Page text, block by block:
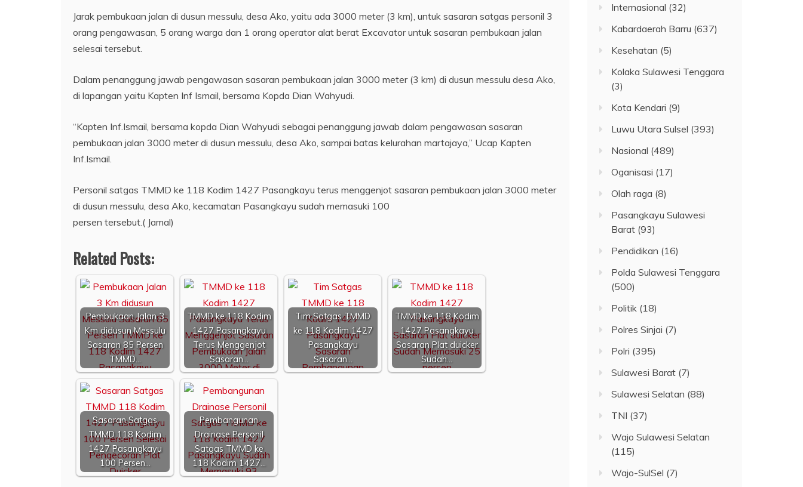
Jarak pembukaan jalan di dusun messulu, desa Ako, yaitu ada 3000 meter (3 km), untuk sasaran satgas personil 3
orang pengawasan, 5 orang warga dan 1 orang operator alat berat Excavator untuk sasaran pembukaan jalan
selesai tersebut.
Dalam penanggung jawab pengawasan sasaran pembukaan jalan 3000 meter (3 km) di dusun messulu desa Ako,
di lapangan yaitu Kapten Inf Ismail, bersama Kopda Dian Wahyudi.
“Kapten Inf.Ismail, bersama kopda Dian Wahyudi sebagai penanggung jawab dalam pengawasan sasaran
pembukaan jalan 3000 meter di dusun messulu, desa Ako, sampai batas kelurahan martajaya,” Ucap Kapten
Inf.Ismail.
Personil satgas TMMD ke 118 Kodim 1427 Pasangkayu terus menggenjot sasaran pembukaan jalan 3000 meter
di dusun messulu, desa Ako, kecamatan Pasangkayu sudah memasuki 100
persen tersebut.( Jamal)
Related Posts:
Pembukaan Jalan 3
Km didusun Messulu
Sasaran 85 Persen
TMMD…
TMMD ke 118 Kodim
1427 Pasangkayu
Terus Menggenjot
Sasaran…
Tim Satgas TMMD
ke 118 Kodim 1427
Pasangkayu
Sasaran…
TMMD ke 118 Kodim
1427 Pasangkayu
Sasaran Plat duicker
Sudah…
Sasaran Satgas
TMMD 118 Kodim
1427 Pasangkayu
100 Persen…
Pembangunan
Drainase Personil
Satgas TMMD ke
118 Kodim 1427…
Internasional (32)
Kabardaerah Barru (637)
Kesehatan (5)
Kolaka Sulawesi Tenggara
(3)
Kota Kendari (9)
Luwu Utara Sulsel (393)
Nasional (489)
Oganisasi (17)
Olah raga (8)
Pasangkayu Sulawesi
Barat (93)
Pendidikan (16)
Polda Sulawesi Tenggara
(500)
Politik (18)
Polres Sinjai (7)
Polri (395)
Sulawesi Barat (7)
Sulawesi Selatan (88)
TNI (37)
Wajo Sulawesi Selatan
(115)
Wajo-SulSel (7)